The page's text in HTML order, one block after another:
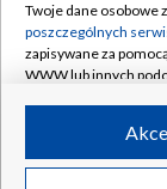
©2026
Twoje dane osobowe
poszczególnych
zapisywane za
WWW lub innych
ruchu w Internecie.